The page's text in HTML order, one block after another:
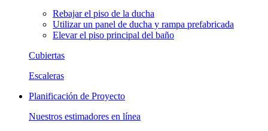
Rebajar el piso de la ducha
Utilizar un panel de ducha y rampa prefabricada
Elevar el piso principal del baño
Cubiertas
Escaleras
Planificación de Proyecto
Nuestros estimadores en línea